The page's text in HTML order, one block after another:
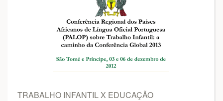
TRABALHO INFANTIL X EDUCAÇÃO